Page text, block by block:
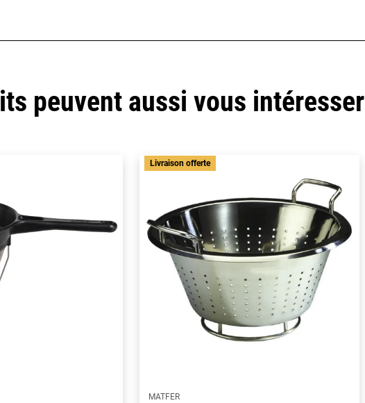
peuvent aussi vous intéresser
MATFER
Livraison offerte